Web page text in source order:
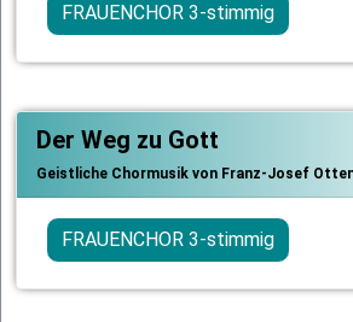
FRAUENCHOR 3-stimmig
Der Weg zu Gott
Geistliche Chormusik von Franz-Josef
FRAUENCHOR 3-stimmig